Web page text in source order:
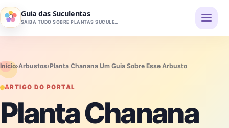
Pular para o conteúdo
Guia das Suculentas
SAIBA TUDO SOBRE PLANTAS SUCULENTAS
Início›Arbustos›Planta Chanana Um Guia Sobre Esse Arbusto
ARTIGO DO PORTAL
Planta Chanana